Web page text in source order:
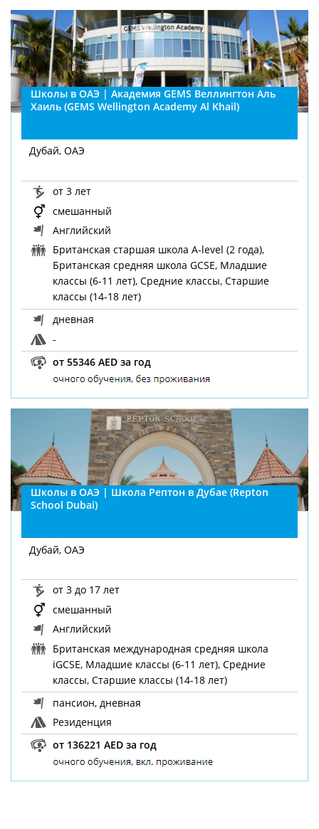
Школы в ОАЭ | Академия GEMS Веллингтон Аль
Хаиль (GEMS Wellington Academy Al Khail)
Дубай, ОАЭ
от 3 лет
смешанный
Английский
Британская старшая школа A-level (2 года),
Британская средняя школа GCSE, Младшие
классы (6-11 лет), Средние классы, Старшие
классы (14-18 лет)
дневная
-
от 55346 AED за год
Школы в ОАЭ | Школа Рептон в Дубае (Repton
School Dubai)
Дубай, ОАЭ
от 3 до 17 лет
смешанный
Английский
Британская международная средняя школа
iGCSE, Младшие классы (6-11 лет), Средние
классы, Старшие классы (14-18 лет)
пансион, дневная
Резиденция
от 136221 AED за год